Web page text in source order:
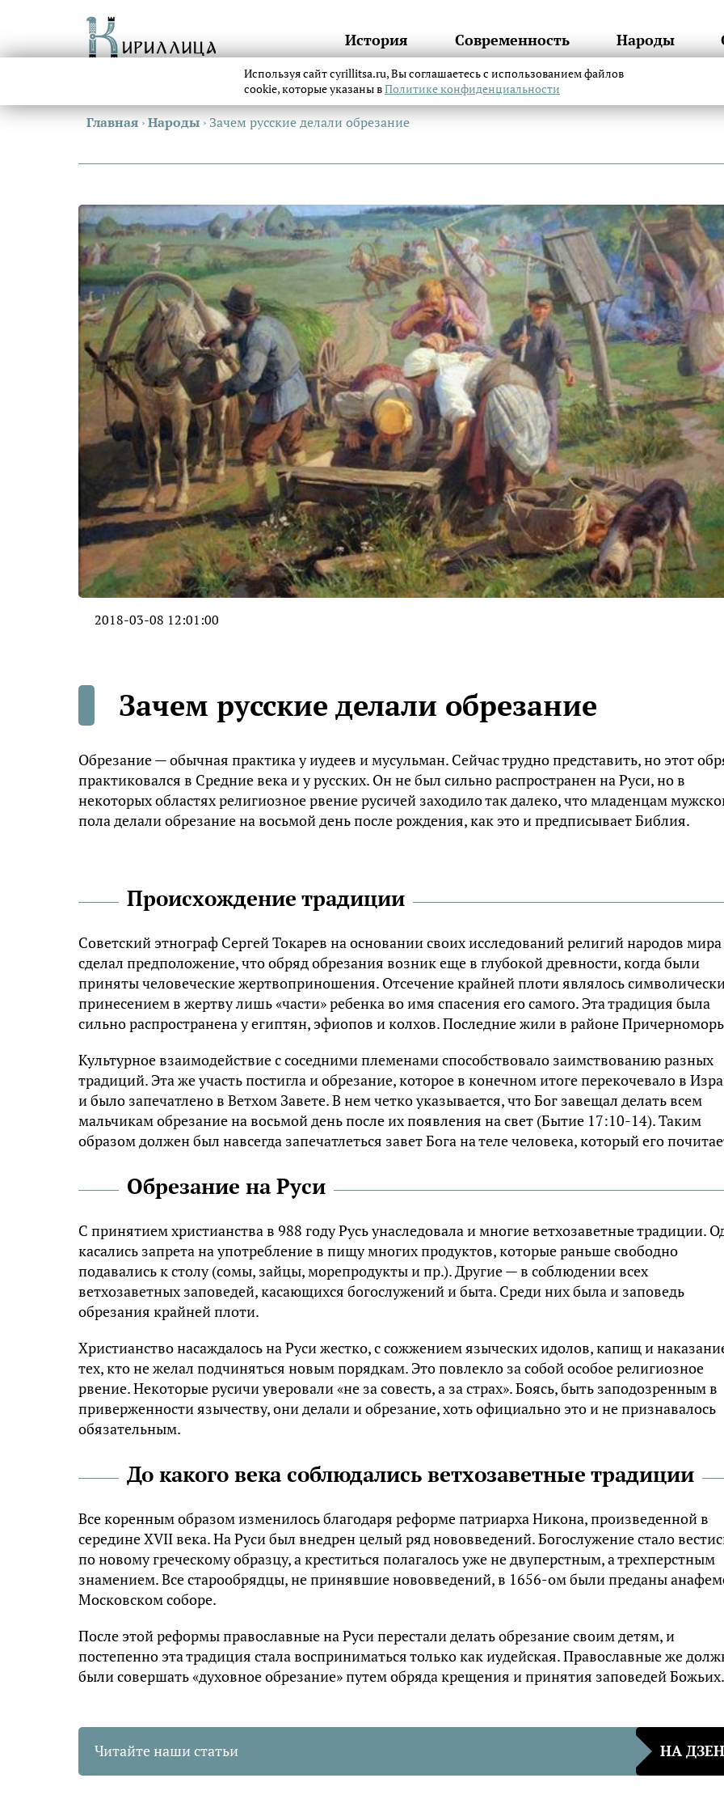
История Современность Народы
Главная ›Народы › Зачем русские делали обрезание
2018-03-08 12:01:00
Зачем русские делали обрезание
Обрезание — обычная практика у иудеев и мусульман. Сейчас трудно представить, но этот
практиковался в Средние века и у русских. Он не был сильно распространен на Руси, но в
некоторых областях религиозное рвение русичей заходило так далеко, что младенцам
пола делали обрезание на восьмой день после рождения, как это и предписывает Библия.
Происхождение традиции
Советский этнограф Сергей Токарев на основании своих исследований религий народов мира
сделал предположение, что обряд обрезания возник еще в глубокой древности, когда были
приняты человеческие жертвоприношения. Отсечение крайней плоти являлось
принесением в жертву лишь «части» ребенка во имя спасения его самого. Эта традиция была
сильно распространена у египтян, эфиопов иколхов. Последние жили в районе
Культурное взаимодействие с соседними племенами способствовало заимствованию разных
традиций. Эта же участь постигла и обрезание, которое в конечном итоге перекочевало в
и было запечатлено в Ветхом Завете. В нем четко указывается, что Бог завещал делать всем
мальчикам обрезание на восьмой день после их появления на свет (Бытие 17:10-14). Таким
образом должен был навсегда запечатлеться завет Бога на теле человека, который его
Обрезание на Руси
С принятием христианства в 988 году Русь унаследовала и многие ветхозаветные традиции.
касались запрета на употребление в пищу многих продуктов, которые раньше свободно
подавались к столу (сомы, зайцы, морепродукты и пр.). Другие — в соблюдении всех
ветхозаветных заповедей, касающихся богослужений и быта. Среди них была и заповедь
обрезания крайней плоти.
Христианство насаждалось на Руси жестко, с сожжением языческих идолов, капищ и
тех, кто не желал подчиняться новым порядкам. Это повлекло за собой особое религиозное
рвение. Некоторыерусичиуверовали «не за совесть, а за страх». Боясь, быть заподозренным в
приверженности язычеству, они делали и обрезание, хоть официально это и не признавалось
обязательным.
До какого века соблюдались ветхозаветные традиции
Все коренным образом изменилось благодаря реформе патриарха Никона, произведенной в
серединеXVIIвека. На Руси был внедрен целый ряд нововведений. Богослужение стало
по новому греческому образцу, а креститься полагалось уже не двуперстным, а трехперстным
знамением. Все старообрядцы, не принявшие нововведений, в 1656-ом были преданы
Московском соборе.
После этой реформы православные на Руси перестали делать обрезание своим детям, и
постепенно эта традиция стала восприниматься только как иудейская. Православные же
были совершать «духовное обрезание» путем обряда крещения и принятия заповедей Божьих.
Читайте наши статьи НА ДЗЕН
Используя сайт cyrillitsa.ru, Вы соглашаетесь с использованием файлов
cookie, которые указаны вПолитике конфиденциальности